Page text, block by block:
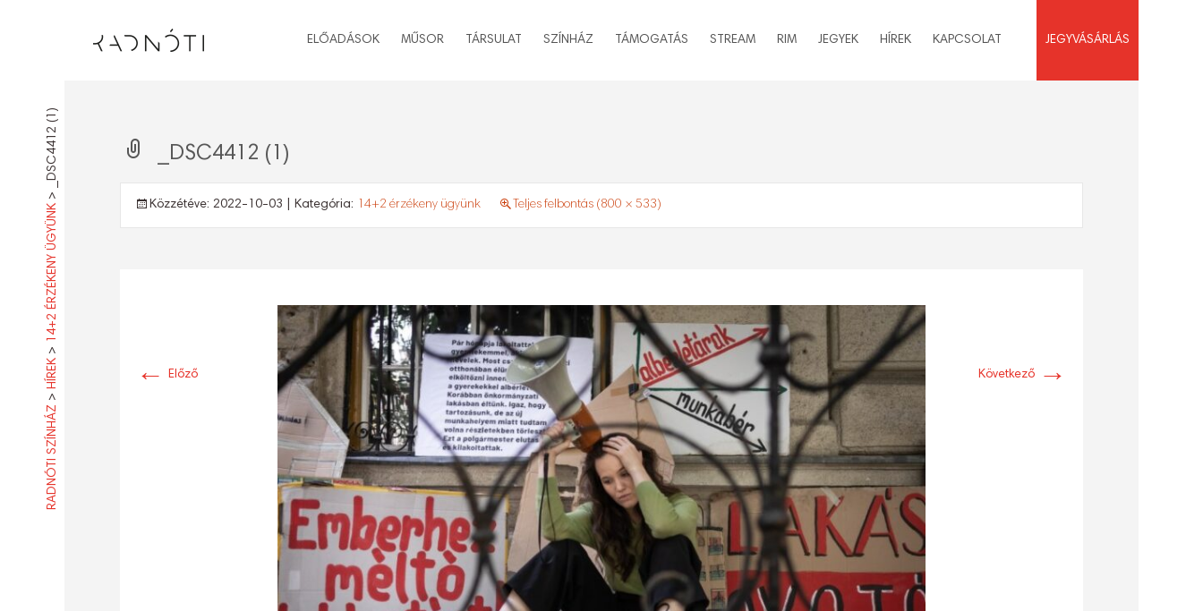
ELŐADÁSOK MŰSOR TÁRSULAT SZÍNHÁZ TÁMOGATÁS STREAM RIM JEGYEK HÍREK KAPCSOLAT JEGYVÁSÁRLÁS
RADNÓTI SZÍNHÁZ
>
HÍREK
>
14+2 ÉRZÉKENY ÜGYÜNK
>
_DSC4412 (1) _DSC4412 (1)
Közzétéve: 2022-10-03 | Kategória: 14+2 érzékeny ügyünk Teljes felbontás (800 × 533)
← Előző Következő →